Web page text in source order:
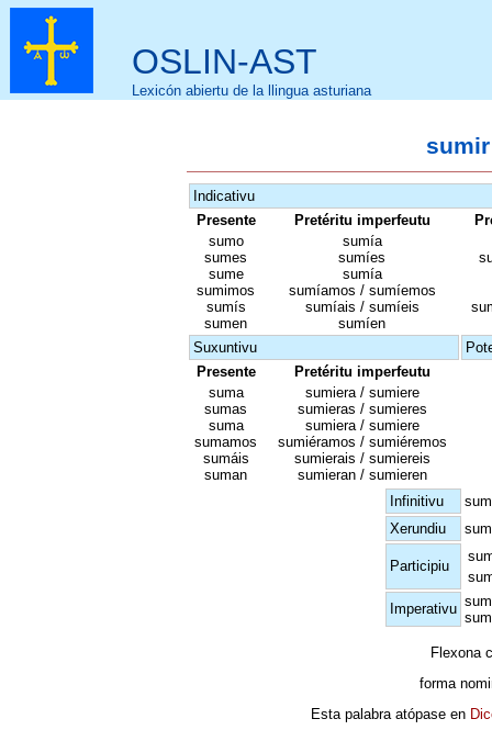
OSLIN-AST
Lexicón abiertu de la llingua asturiana
Indicativu
Presente
Pretéritu imperfeutu
sumo
sumes
sume
sumimos
sumís
sumen
sumía
sumíes
sumía
sumíamos / sumíemos
sumíais / sumíeis
sumíen
Suxuntivu
Presente
Pretéritu imperfeutu
suma
sumas
suma
sumamos
sumáis
suman
sumiera / sumiere
sumieras / sumieres
sumiera / sumiere
sumiéramos / sumiéremos
sumierais / sumiereis
sumieran / sumieren
Infinitivu
Xerundiu
Participiu
Imperativu
Flexona
forma
Esta palabra atópase en